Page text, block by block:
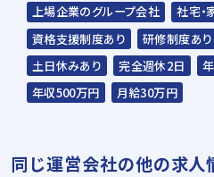
☆応募の秘密は厳守い
上場企業のグループ会社
社宅・
資格支援制度あり
研修制度あり
土日休みあり
完全週休2日
年収500万円
月給30万円
同じ運営会社の他の求人